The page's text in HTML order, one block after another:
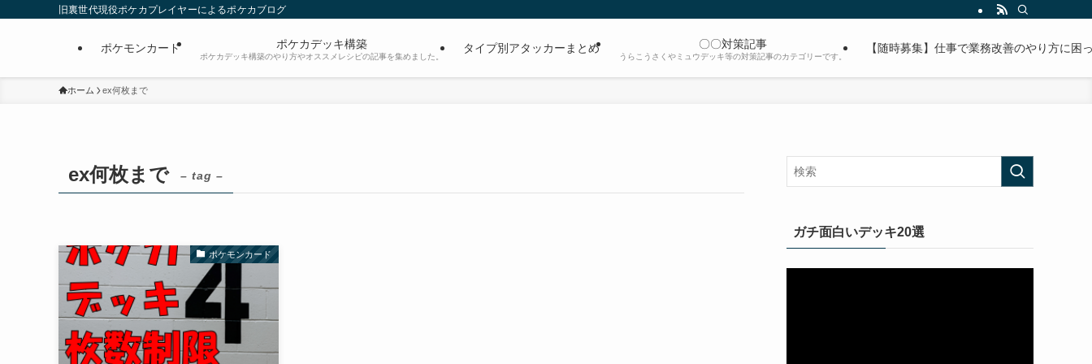
旧裏世代現役ポケカプレイヤーによるポケカブログ
ポケモンカード ポケカデッキ構築
ポケカデッキ構築のやり方やオススメレシピの記事を集めました。
タイプ別アタッカーまとめ 〇〇対策記事
うらこうさくやミュウデッキ等の対策記事のカテゴリーです。
【随時募集】仕事で業務改善のやり方に
ホーム ex何枚まで
ex何枚まで – tag –
ポケモンカード
ガチ面白いデッキ20選